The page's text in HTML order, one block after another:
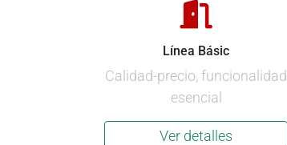
Línea Básic
Calidad-precio, funcionalidad
esencial
Ver detalles